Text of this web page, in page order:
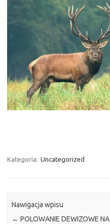
Kategoria: Uncategorized
Nawigacja wpisu
← POLOWANIE DEWIZOWE NA